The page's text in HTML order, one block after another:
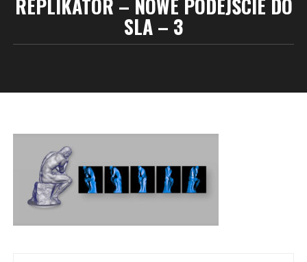
REPLIKATOR – NOWE PODEJŚCIE DO
SLA – 3